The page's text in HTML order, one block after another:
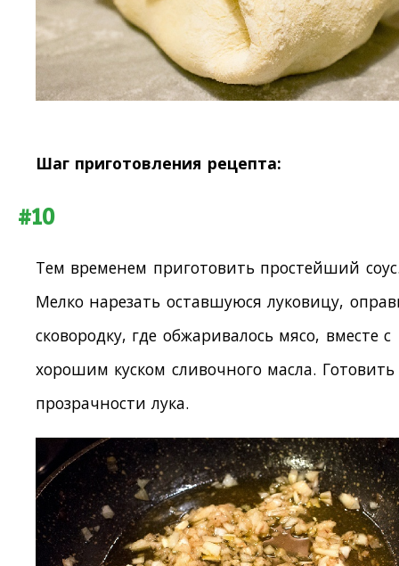
Шаг приготовления рецепта:
#10
Тем временем приготовить простейший
Мелко нарезать оставшуюся луковицу,
сковородку, где обжаривалось мясо, вместе с
хорошим куском сливочного масла.
прозрачности лука.